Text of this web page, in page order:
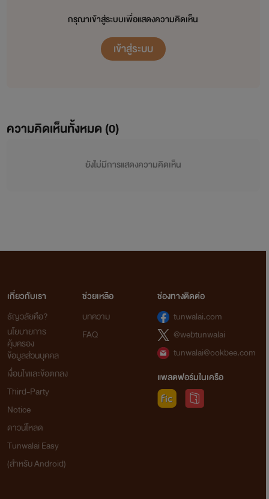
กรุณาเข้าสู่ระบบเพื่อแสดงความคิดเห็น
เข้าสู่ระบบ
ความคิดเห็นทั้งหมด (0)
ยังไม่มีการแสดงความคิดเห็น
เกี่ยวกับเรา
ธัญวลัยคือ?
นโยบายการ
คุ้มครอง
ข้อมูลส่วนบุคคล
เงื่อนไขและข้อตกลง
Third-Party
Notice
ดาวน์โหลด
Tunwalai Easy
(สำหรับ Android)
ช่วยเหลือ
บทความ
FAQ
ช่องทางติดต่อ
tunwalai.com
@webtunwalai
tunwalai@ookbee.com
แพลตฟอร์มในเครือ